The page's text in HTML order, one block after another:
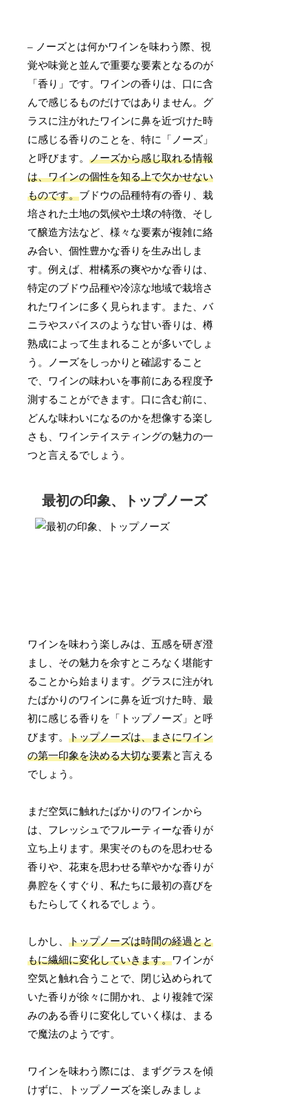
– ノーズとは何かワインを味わう際、視
覚や味覚と並んで重要な要素となるのが
「香り」です。ワインの香りは、口に含
んで感じるものだけではありません。グ
ラスに注がれたワインに鼻を近づけた時
に感じる香りのことを、特に「ノーズ」
と呼びます。ノーズから感じ取れる情報
は、ワインの個性を知る上で欠かせない
ものです。ブドウの品種特有の香り、栽
培された土地の気候や土壌の特徴、そし
て醸造方法など、様々な要素が複雑に絡
み合い、個性豊かな香りを生み出しま
す。例えば、柑橘系の爽やかな香りは、
特定のブドウ品種や冷涼な地域で栽培さ
れたワインに多く見られます。また、バ
ニラやスパイスのような甘い香りは、樽
熟成によって生まれることが多いでしょ
う。ノーズをしっかりと確認すること
で、ワインの味わいを事前にある程度予
測することができます。口に含む前に、
どんな味わいになるのかを想像する楽し
さも、ワインテイスティングの魅力の一
つと言えるでしょう。
最初の印象、トップノーズ
ワインを味わう楽しみは、五感を研ぎ澄
まし、その魅力を余すところなく堪能す
ることから始まります。グラスに注がれ
たばかりのワインに鼻を近づけた時、最
初に感じる香りを「トップノーズ」と呼
びます。トップノーズは、まさにワイン
の第一印象を決める大切な要素と言える
でしょう。
まだ空気に触れたばかりのワインから
は、フレッシュでフルーティーな香りが
立ち上ります。果実そのものを思わせる
香りや、花束を思わせる華やかな香りが
鼻腔をくすぐり、私たちに最初の喜びを
もたらしてくれるでしょう。
しかし、トップノーズは時間の経過とと
もに繊細に変化していきます。ワインが
空気と触れ合うことで、閉じ込められて
いた香りが徐々に開かれ、より複雑で深
みのある香りに変化していく様は、まる
で魔法のようです。
ワインを味わう際には、まずグラスを傾
けずに、トップノーズを楽しみましょ